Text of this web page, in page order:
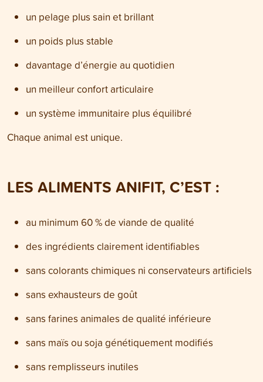
un pelage plus sain et brillant
un poids plus stable
davantage d’énergie au quotidien
un meilleur confort articulaire
un système immunitaire plus équilibré
Chaque animal est unique.
LES ALIMENTS ANIFIT, C’EST :
au minimum 60 % de viande de qualité
des ingrédients clairement identifiables
sans colorants chimiques ni conservateurs artificiels
sans exhausteurs de goût
sans farines animales de qualité inférieure
sans maïs ou soja génétiquement modifiés
sans remplisseurs inutiles